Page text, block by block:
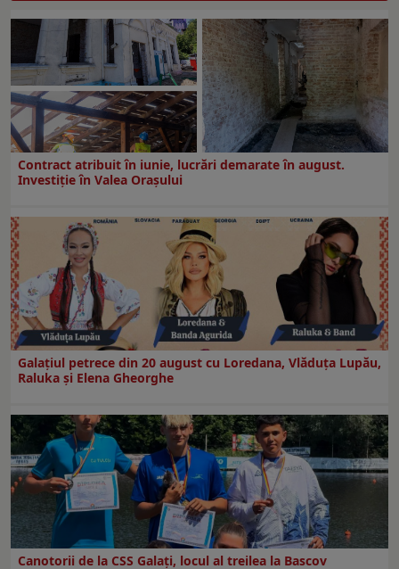
Contract atribuit în iunie, lucrări demarate în august.
Investiţie în Valea Oraşului
Galaţiul petrece din 20 august cu Loredana, Vlăduța Lupău,
Raluka și Elena Gheorghe
Canotorii de la CSS Galați, locul al treilea la Bascov